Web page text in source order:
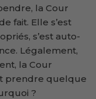
la Cour
fait. Elle s’est
s’est auto-
Légalement,
la Cour
prendre quelque
?